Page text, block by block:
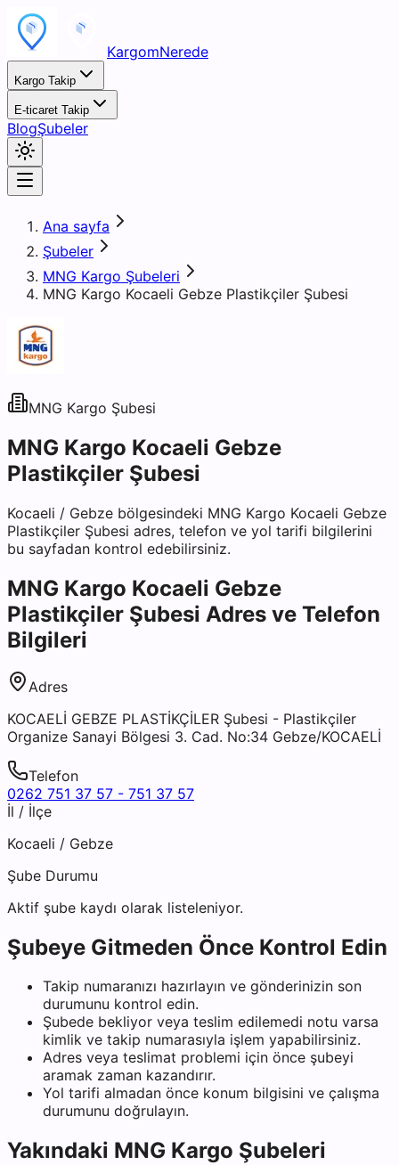
KargomNerede
Kargo Takip
E-ticaret Takip
BlogŞubeler
Ana sayfa
Şubeler
MNG Kargo Şubeleri
MNG Kargo Kocaeli Gebze Plastikçiler Şubesi
MNG Kargo Şubesi
MNG Kargo Kocaeli Gebze
Plastikçiler Şubesi
Kocaeli / Gebze bölgesindeki MNG Kargo Kocaeli Gebze
Plastikçiler Şubesi adres, telefon ve yol tarifi bilgilerini
bu sayfadan kontrol edebilirsiniz.
MNG Kargo Kocaeli Gebze
Plastikçiler Şubesi Adres ve Telefon
Bilgileri
Adres
KOCAELİ GEBZE PLASTİKÇİLER Şubesi - Plastikçiler
Organize Sanayi Bölgesi 3. Cad. No:34 Gebze/KOCAELİ
Telefon
0262 751 37 57 - 751 37 57
İl / İlçe
Kocaeli / Gebze
Şube Durumu
Aktif şube kaydı olarak listeleniyor.
Şubeye Gitmeden Önce Kontrol Edin
Takip numaranızı hazırlayın ve gönderinizin son
durumunu kontrol edin.
Şubede bekliyor veya teslim edilemedi notu varsa
kimlik ve takip numarasıyla işlem yapabilirsiniz.
Adres veya teslimat problemi için önce şubeyi
aramak zaman kazandırır.
Yol tarifi almadan önce konum bilgisini ve çalışma
durumunu doğrulayın.
Yakındaki MNG Kargo Şubeleri